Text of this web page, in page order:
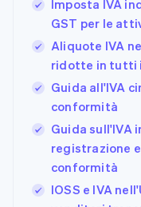
collegati
Altro
Product roadmap
Scopri cosa ti
Prevenzione delle
Costituzione di
Imposta IVA
GST per le
Aliquote IVA
ridotte in tutti
Guida all'IVA
conformità
Guida sull'IVA
registrazione
conformità
IOSS e IVA